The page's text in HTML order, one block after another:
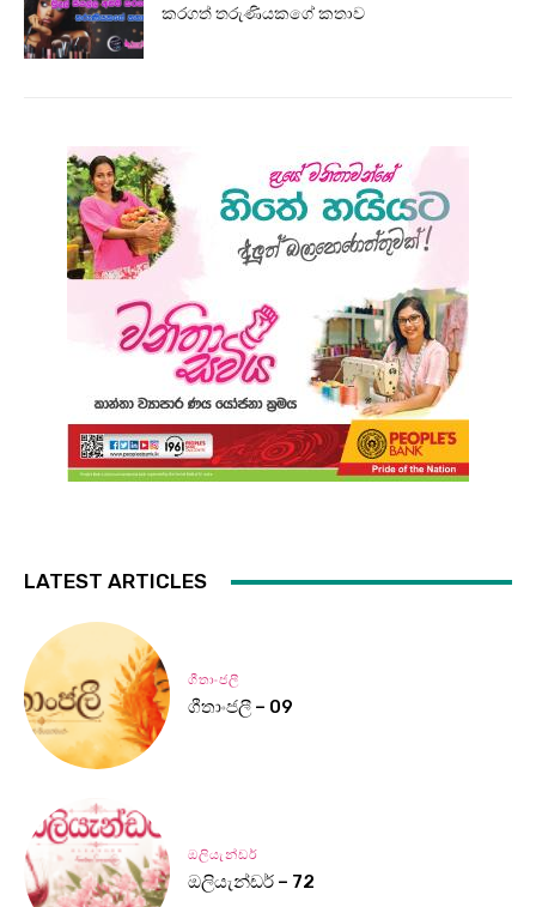
කරගත් තරුණියකගේ කතාව
LATEST ARTICLES
ගීතාංජලී
ගීතාංජලී – 09
ඔලියැන්ඩර්
ඔලියැන්ඩර් – 72